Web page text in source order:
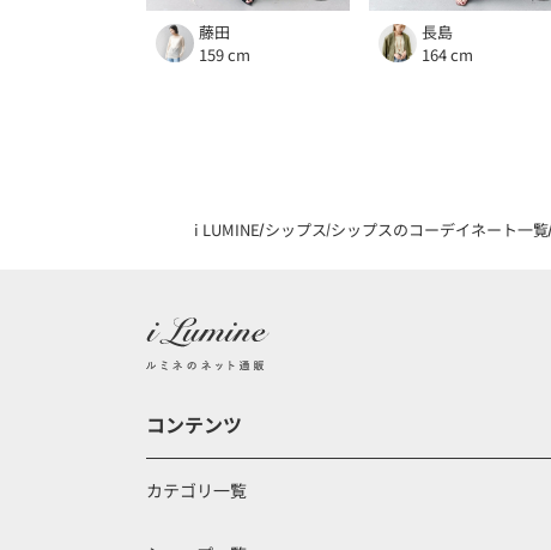
藤田
159 cm
長島
164 cm
i LUMINE シップス シップスのコーデイネート一覧
コンテンツ
カテゴリ一覧